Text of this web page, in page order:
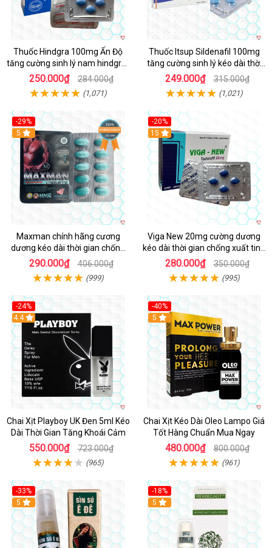
Thuốc Hindgra 100mg Ấn Độ
tăng cường sinh lý nam hindgra-
100 chống xts cương dương
250.000₫ 284.000₫
(1,071)
Thuốc Itsup Sildenafil 100mg
tăng cường sinh lý kéo dài thời
gian cho nam
249.000₫ 315.000₫
(1,021)
-29%
Hot
5
Maxman chính hãng cương
dương kéo dài thời gian chống
xuất tinh sớm hộp 10 viên
290.000₫ 406.000₫
(999)
-20%
15
Viga New 20mg cường dương
kéo dài thời gian chống xuất tinh
hộp 4 viên
280.000₫ 350.000₫
(995)
-24%
Hot
4.4
Chai Xịt Playboy UK Đen 5ml Kéo
Dài Thời Gian Tăng Khoái Cảm
550.000₫ 723.000₫
(965)
-40%
5
Chai Xịt Kéo Dài Oleo Lampo Giá
Tốt Hàng Chuẩn Mua Ngay
480.000₫ 800.000₫
(961)
-33%
5
-18%
5